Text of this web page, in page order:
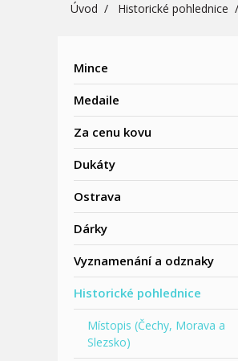
Úvod Historické pohlednice
Mince
Medaile
Za cenu kovu
Dukáty
Ostrava
Dárky
Vyznamenání a odznaky
Historické pohlednice
Místopis (Čechy, Morava a
Slezsko)